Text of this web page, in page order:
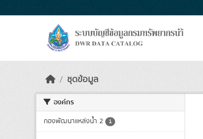
ชุดข้อมูล
องค์กร
กองพัฒนาแหล่งน้ำ 2 1